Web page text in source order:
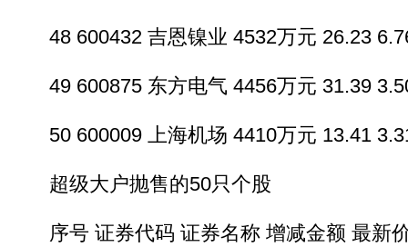
48 600432 吉恩镍业 4532万元 26.23
49 600875 东方电气 4456万元 31.39
50 600009 上海机场 4410万元 13.41
超级大户抛售的50只个股
序号 证券代码 证券名称 增减金额 最新